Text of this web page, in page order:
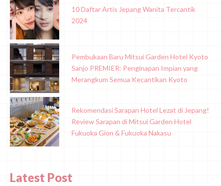
10 Daftar Artis Jepang Wanita Tercantik
2024
Pembukaan Baru Mitsui Garden Hotel Kyoto
Sanjo PREMIER: Penginapan Impian yang
Merangkum Semua Kecantikan Kyoto
Rekomendasi Sarapan Hotel Lezat di Jepang!
Review Sarapan di Mitsui Garden Hotel
Fukuoka Gion & Fukuoka Nakasu
Latest Post